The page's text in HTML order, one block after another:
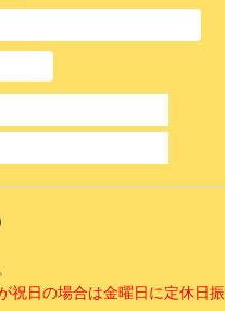
祝日の場合は金曜日に定休日